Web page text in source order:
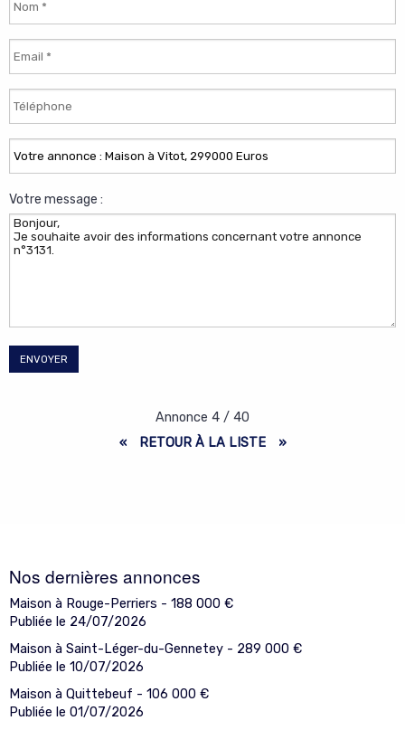
Votre message :
ENVOYER
Annonce 4 / 40
«
RETOUR À LA LISTE »
Nos dernières annonces
Maison à Rouge-Perriers - 188 000 €
Publiée le 24/07/2026
Maison à Saint-Léger-du-Gennetey - 289 000 €
Publiée le 10/07/2026
Maison à Quittebeuf - 106 000 €
Publiée le 01/07/2026